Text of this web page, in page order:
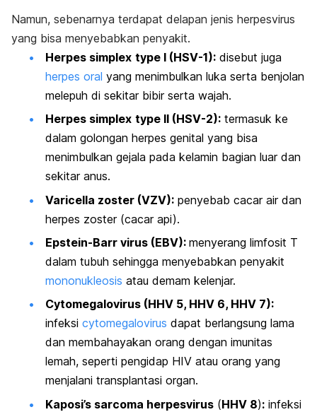
Namun, sebenarnya terdapat delapan jenis herpesvirus
yang bisa menyebabkan penyakit.
Herpes simplex type I (HSV-1): disebut juga
herpes oral yang menimbulkan luka serta benjolan
melepuh di sekitar bibir serta wajah.
Herpes simplex type II (HSV-2): termasuk ke
dalam golongan herpes genital yang bisa
menimbulkan gejala pada kelamin bagian luar dan
sekitar anus.
Varicella zoster (VZV): penyebab cacar air dan
herpes zoster (cacar api).
Epstein-Barr virus (EBV): menyerang limfosit T
dalam tubuh sehingga menyebabkan penyakit
mononukleosis atau demam kelenjar.
Cytomegalovirus (HHV 5, HHV 6, HHV 7):
infeksi cytomegalovirus dapat berlangsung lama
dan membahayakan orang dengan imunitas
lemah, seperti pengidap HIV atau orang yang
menjalani transplantasi organ.
Kaposi’s sarcoma herpesvirus (HHV 8): infeksi